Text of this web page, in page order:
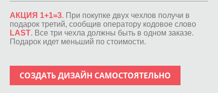
АКЦИЯ 1+1=3. При покупке двух чехлов получи в
подарок третий, сообщив оператору кодовое слово
LAST. Все три чехла должны быть в одном заказе.
Подарок идет меньший по стоимости.
СОЗДАТЬ ДИЗАЙН САМОСТОЯТЕЛЬНО